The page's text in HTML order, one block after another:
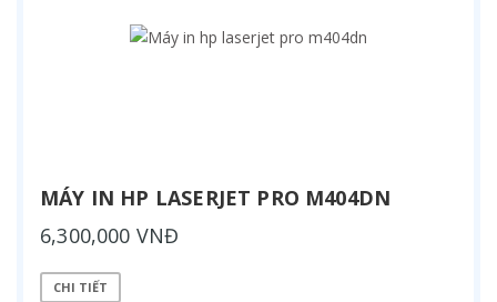
MÁY IN HP LASERJET PRO M404DN
6,300,000 VNĐ
CHI TIẾT